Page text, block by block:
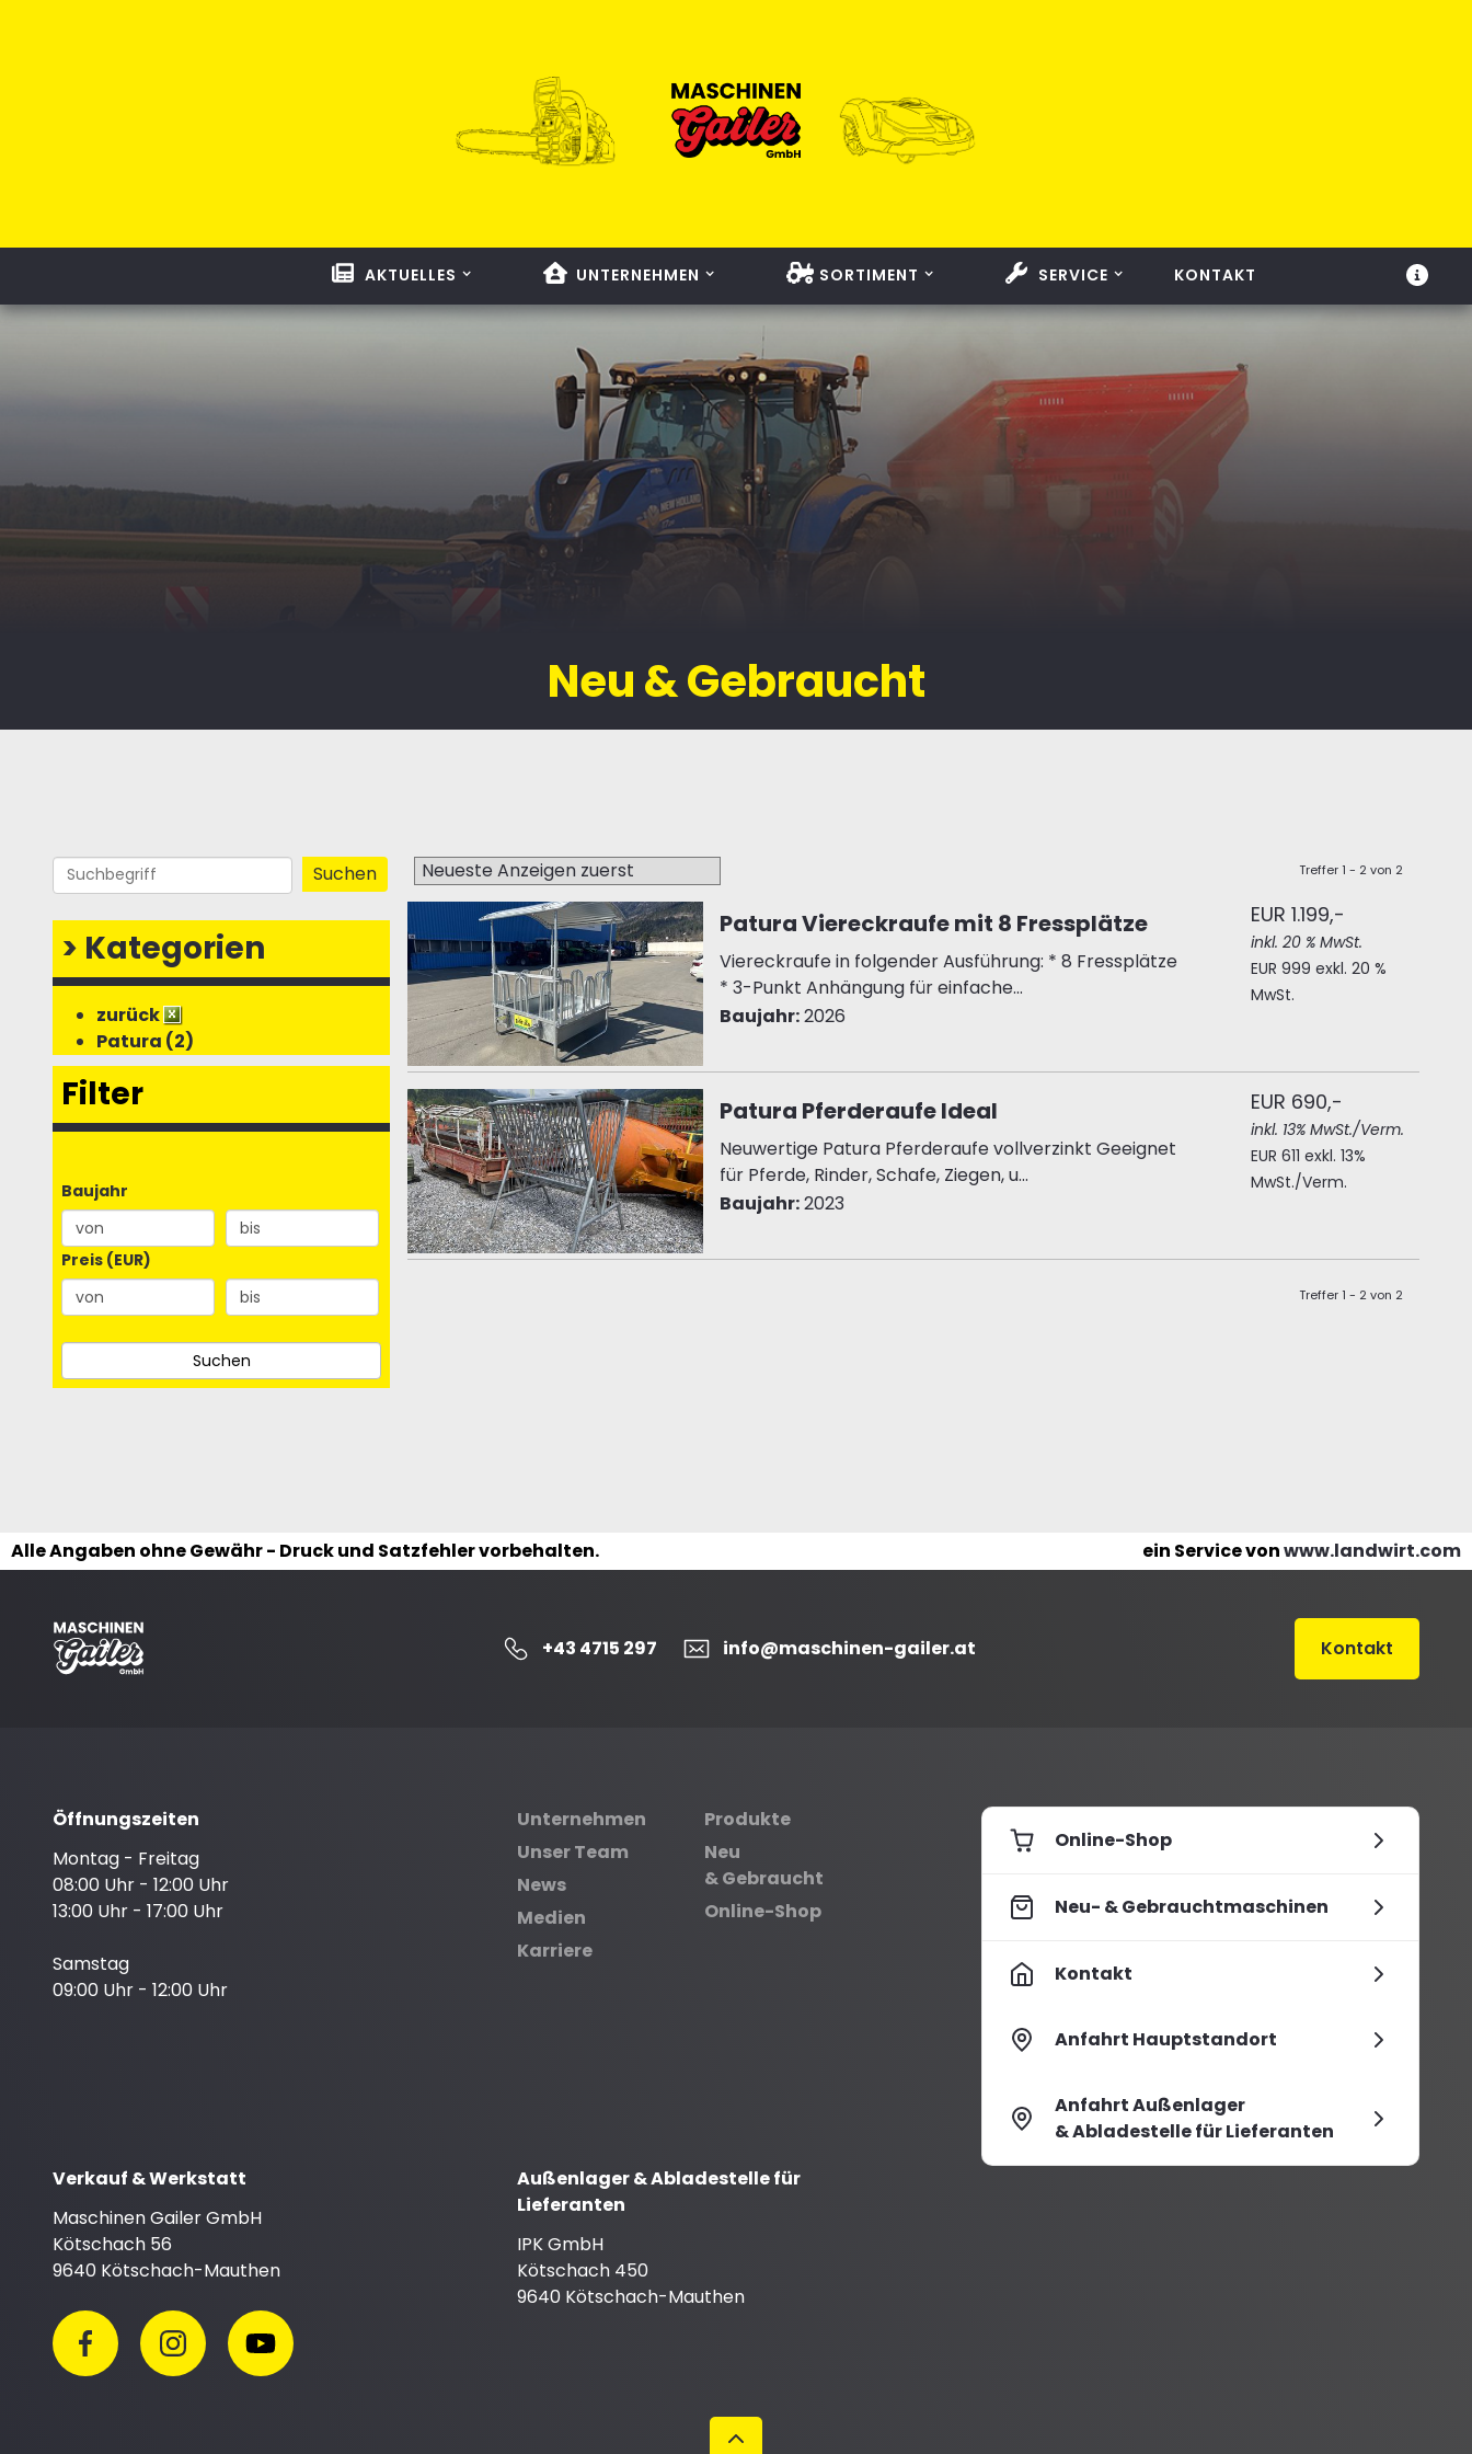
AKTUELLES UNTERNEHMEN SORTIMENT SERVICE KONTAKT
Neu & Gebraucht
> Kategorien
zurück
Patura (2)
Filter
Baujahr
Preis (EUR)
Treffer 1 - 2 von 2
Patura Viereckraufe mit 8 Fressplätze
Viereckraufe in folgender Ausführung: * 8 Fressplätze
* 3-Punkt Anhängung für einfache...
Baujahr:2026
EUR 1.199,-
inkl. 20 % MwSt.
EUR 999 exkl. 20 %
MwSt.
Patura Pferderaufe Ideal
Neuwertige Patura Pferderaufe vollverzinkt Geeignet
für Pferde, Rinder, Schafe, Ziegen, u...
Baujahr:2023
EUR 690,-
inkl. 13% MwSt./Verm.
EUR 611 exkl. 13%
MwSt./Verm.
Treffer 1 - 2 von 2
Alle Angaben ohne Gewähr - Druck und Satzfehler vorbehalten. ein Service vonwww.landwirt.com
+43 4715 297 info@maschinen-gailer.at Kontakt
Öffnungszeiten
Montag - Freitag
08:00 Uhr - 12:00 Uhr
13:00 Uhr - 17:00 Uhr
Samstag
09:00 Uhr - 12:00 Uhr
Unternehmen
Unser Team
News
Medien
Karriere
Produkte
Neu
& Gebraucht
Online-Shop
Online-Shop
Neu- & Gebrauchtmaschinen
Kontakt
Anfahrt Hauptstandort
Anfahrt Außenlager
& Abladestelle für Lieferanten
Verkauf & Werkstatt
Maschinen Gailer GmbH
Kötschach 56
9640 Kötschach-Mauthen
Außenlager & Abladestelle für
Lieferanten
IPK GmbH
Kötschach 450
9640 Kötschach-Mauthen